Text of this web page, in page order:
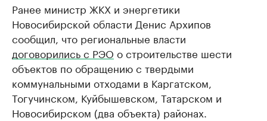
Ранее министр ЖКХ и энергетики
Новосибирской области Денис Архипов
сообщил, что региональные власти
договорились с РЭО о строительстве шести
объектов по обращению с твердыми
коммунальными отходами в Каргатском,
Тогучинском, Куйбышевском, Татарском и
Новосибирском (два объекта) районах.